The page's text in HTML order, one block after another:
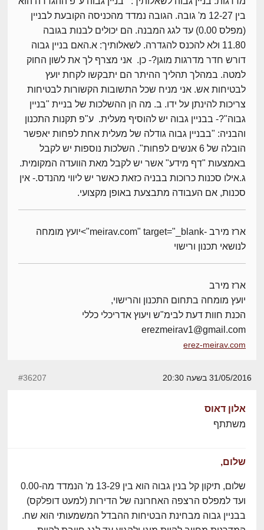
בין 12-27 מ' גובה. הגובה נמדד מהכניסה הקובעת לבניין
(מפלס 0.00) עד לגג המבנה. הם יכולים לבנות בגובה
11.80 ולא להכנס להגדרה. לשאלותיך: א.האם בניין גבוה
דורש חדר מדרגות מוגן?- כן. אני מצרף לך את לשון החוק
למטה. במהלך תהליך ההיתר הם יתבקשו לקחת יועץ
לבטיחות אש. אני מניח שכל התשובות הקשורות לבטיחות
צריכות להינתן על ידו. ב. מה הן ההשלכות של בניית "בניין
גבוה"?- בבניין גבוה יש להוסיף מעלית. ע"פ תקנות התכנון
והבניה: "בבניין גבוה גודלה של מעלית אחת לפחות יאפשר
הובלה של 6 אנשים לפחות". השלכות נוספות יש לקבל
באמצעות "דף מידע" אשר יש לקבל מאת הוועדה המקומית.
ג.אילו סכנות כרוכות בבניה כזאת כאשר יש ליווי מהנדס.- אין
סכנות, אם העבודה מתבצעת באופן מקצועי.
ארז מירב -meirav.com" target="_blank">יועץ מומחה
לנושאי תכנון ורישוי
ארז מירב
יועץ מומחה בתחום התכנון והרישוי,
הכנת חוות דעת לבימ"ש ויעוץ אדריכלי כללי
erezmeirav1@gmail.com
erez-meirav.com
31/05/2016 בשעה 20:30 #36207
אלון דאוס
משתתף
שלום,
שלום, תיקון קל בנין גבוה הוא בין 13-29 מ' הנמדד מה-0.00
ועד למפלס הרצפה האחרונה של הדירות (למעט דופלקס)
בבניין גבוה מבחינת הבטיחות ההבדל המשמעותי הוא שח.